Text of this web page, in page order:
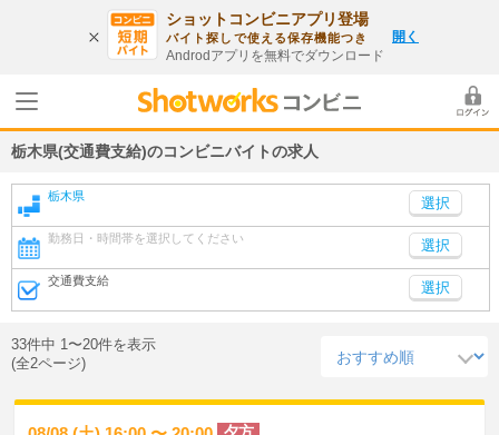
ショットコンビニアプリ登場
バイト探しで使える保存機能つき
Androdアプリを無料でダウンロード
開く
栃木県(交通費支給)のコンビニバイトの求人
栃木県
勤務日・時間帯を選択してください 選択
交通費支給 選択
33件中 1〜20件を表示
(全2ページ)